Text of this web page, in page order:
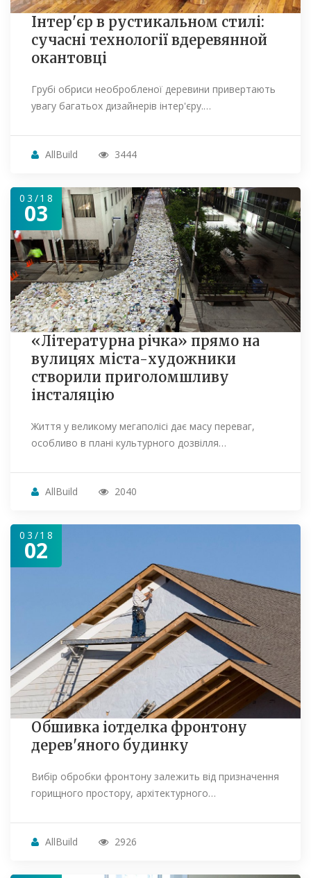
Інтер'єр в рустикальном стилі:
сучасні технології вдеревянной
окантовці
Грубі обриси необробленої деревини привертають
увагу багатьох дизайнерів інтер'єру.…
AllBuild 3444
03/18
03
«Літературна річка» прямо на
вулицях міста-художники
створили приголомшливу
інсталяцію
Життя у великому мегаполісі дає масу переваг,
особливо в плані культурного дозвілля…
AllBuild 2040
03/18
02
Обшивка іотделка фронтону
дерев'яного будинку
Вибір обробки фронтону залежить від призначення
горищного простору, архітектурного…
AllBuild 2926